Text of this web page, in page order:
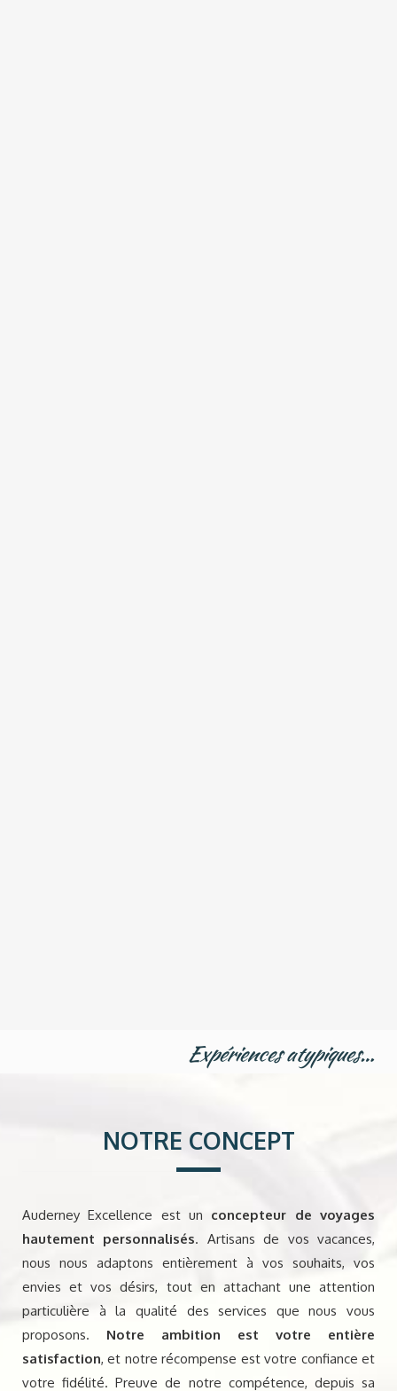
Expériences atypiques…
NOTRE CONCEPT
Auderney Excellence est un concepteur de voyages
hautement personnalisés. Artisans de vos vacances,
nous nous adaptons entièrement à vos souhaits, vos
envies et vos désirs, tout en attachant une attention
particulière à la qualité des services que nous vous
proposons. Notre ambition est votre entière
satisfaction, et notre récompense est votre confiance et
votre fidélité. Preuve de notre compétence, depuis sa